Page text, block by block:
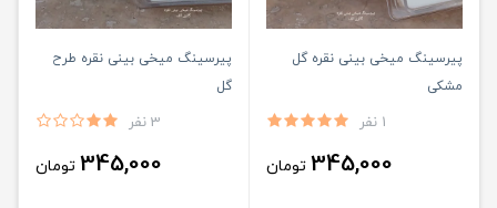
پیرسینگ میخی بینی نقره گل
مشکی
1 نفر
345,000 تومان
پیرسینگ میخی بینی نقره طرح
گل
3 نفر
345,000 تومان